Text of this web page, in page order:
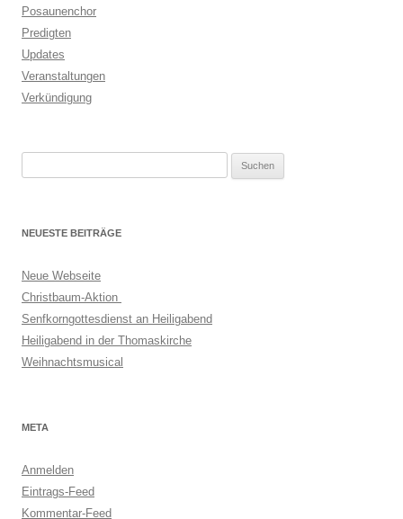
Posaunenchor
Predigten
Updates
Veranstaltungen
Verkündigung
NEUESTE BEITRÄGE
Neue Webseite
Christbaum-Aktion
Senfkorngottesdienst an Heiligabend
Heiligabend in der Thomaskirche
Weihnachtsmusical
META
Anmelden
Eintrags-Feed
Kommentar-Feed